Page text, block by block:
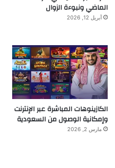
الماضي ونبوءة الزوال
أبريل 12, 2026
الكازينوهات المباشرة عبر الإنترنت
وإمكانية الوصول من السعودية
مارس 2, 2026